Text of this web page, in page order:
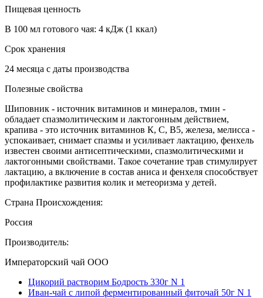
Пищевая ценность
В 100 мл готового чая: 4 кДж (1 ккал)
Срок хранения
24 месяца с даты производства
Полезные свойства
Шиповник - источник витаминов и минералов, тмин -
обладает спазмолитическим и лактогонным действием,
крапива - это источник витаминов К, С, В5, железа, мелисса -
успокаивает, снимает спазмы и усиливает лактацию, фенхель
известен своими антисептическими, спазмолитическими и
лактогонными свойствами. Такое сочетание трав стимулирует
лактацию, а включение в состав аниса и фенхеля способствует
профилактике развития колик и метеоризма у детей.
Страна Происхождения:
Россия
Производитель:
Императорский чай ООО
Цикорий растворим Бодрость 330г N 1
Иван-чай с липой ферментированный фиточай 50г N 1